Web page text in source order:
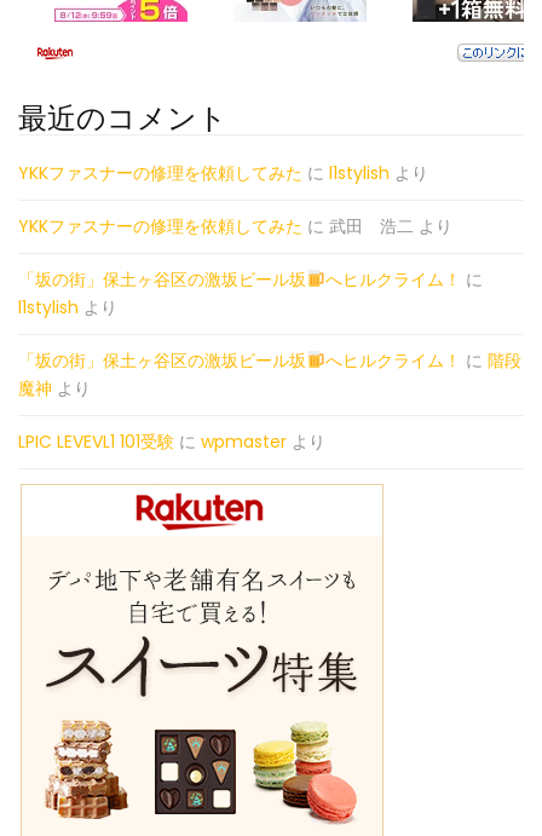
最近のコメント
YKKファスナーの修理を依頼してみた に l1stylish より
YKKファスナーの修理を依頼してみた に 武田 浩二 より
「坂の街」保土ヶ谷区の激坂ビール坂 へヒルクライム！ に
l1stylish より
「坂の街」保土ヶ谷区の激坂ビール坂 へヒルクライム！ に 階段
魔神 より
LPIC LEVEVL1 101受験 に wpmaster より